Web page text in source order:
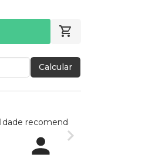
Calcular
Idade recomendada